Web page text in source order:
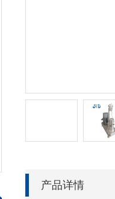
产品详情